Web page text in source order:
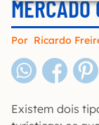
Por Ricardo
Existem dois